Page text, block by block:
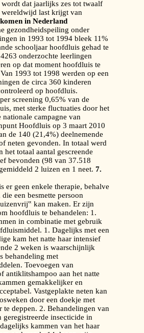
dat jaarlijks zes tot twaalf
wereldwijd last krijgt van
in Nederland
gezondheidspeiling onder
in 1993 tot 1994 bleek 11%
schooljaar hoofdluis gehad te
onderzochte leerlingen
op dat moment hoofdluis te
1993 tot 1998 werden op een
de circa 360 kinderen
op hoofdluis.
screening 0,65% van de
met sterke fluctuaties door het
nationale campagne van
Hoofdluis op 3 maart 2010
de 140 (21,4%) deelnemende
neten gevonden. In totaal werd
het totaal aantal gescreende
bevonden (98 van 37.518
2 luizen en 1 neet. 7.
er geen enkele therapie, behalve
een besmette persoon
kan maken. Er zijn
hoofdluis te behandelen: 1.
in combinatie met gebruik
1. Dagelijks met een
kam het natte haar intensief
2 weken is waarschijnlijk
behandeling met
Toevoegen van
antiklitshampoo aan het natte
gemakkelijker en
Vastgeplakte neten kan
door een doekje met
te deppen. 2. Behandelingen van
geregistreerde insecticide in
kammen van het haar